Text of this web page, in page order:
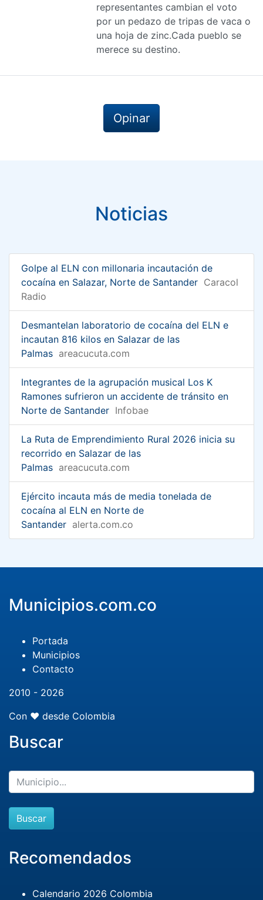
representantes cambian el voto
por un pedazo de tripas de vaca o
una hoja de zinc.Cada pueblo se
merece su destino.
Opinar
Noticias
Golpe al ELN con millonaria incautación de
cocaína en Salazar, Norte de Santander Caracol
Radio
Desmantelan laboratorio de cocaína del ELN e
incautan 816 kilos en Salazar de las
Palmas areacucuta.com
Integrantes de la agrupación musical Los K
Ramones sufrieron un accidente de tránsito en
Norte de Santander Infobae
La Ruta de Emprendimiento Rural 2026 inicia su
recorrido en Salazar de las
Palmas areacucuta.com
Ejército incauta más de media tonelada de
cocaína al ELN en Norte de
Santander alerta.com.co
Municipios.com.co
Portada
Municipios
Contacto
2010 - 2026
Con ❤️ desde Colombia
Buscar
Buscar
Recomendados
Calendario 2026 Colombia